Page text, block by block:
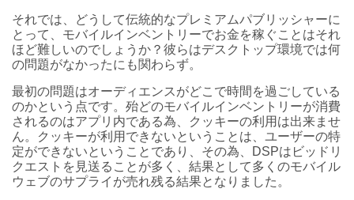
それでは、どうして伝統的なプレミアムパブリッシャーに
とって、モバイルインベントリーでお金を稼ぐことはそれ
ほど難しいのでしょうか？彼らはデスクトップ環境では何
の問題がなかったにも関わらず。
最初の問題はオーディエンスがどこで時間を過ごしている
のかという点です。殆どのモバイルインベントリーが消費
されるのはアプリ内である為、クッキーの利用は出来ませ
ん。クッキーが利用できないということは、ユーザーの特
定ができないということであり、その為、DSPはビッドリ
クエストを見送ることが多く、結果として多くのモバイル
ウェブのサプライが売れ残る結果となりました。